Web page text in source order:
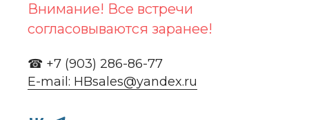
Внимание! Все встречи
согласовываются заранее!
☎ +7 (903) 286-86-77
E-mail: HBsales@yandex.ru